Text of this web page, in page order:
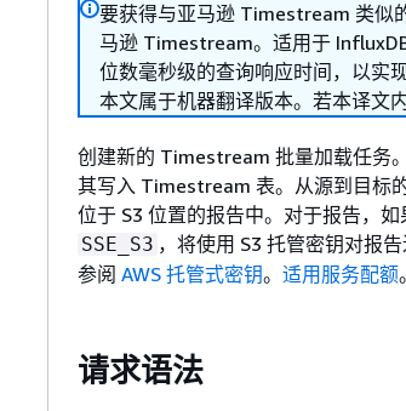
要获得与亚马逊 Timestream 类似
马逊 Timestream。适用于
位数毫秒级的查询响应时间，以实
本文属于机器翻译版本。若本译文
创建新的 Timestream 批量加载任务
其写入 Timestream 表。从源到目标
位于 S3 位置的报告中。对于报告，
SSE_S3 ，将使用 S3 托管密钥对报
参阅 AWS 托管式密钥。 适用服务配额
请求语法